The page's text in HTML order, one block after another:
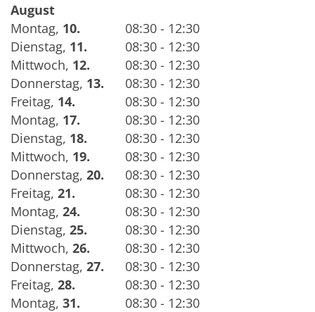
August
Montag, 10.
08:30 - 12:30
Dienstag, 11.
08:30 - 12:30
Mittwoch, 12.
08:30 - 12:30
Donnerstag, 13.
08:30 - 12:30
Freitag, 14.
08:30 - 12:30
Montag, 17.
08:30 - 12:30
Dienstag, 18.
08:30 - 12:30
Mittwoch, 19.
08:30 - 12:30
Donnerstag, 20.
08:30 - 12:30
Freitag, 21.
08:30 - 12:30
Montag, 24.
08:30 - 12:30
Dienstag, 25.
08:30 - 12:30
Mittwoch, 26.
08:30 - 12:30
Donnerstag, 27.
08:30 - 12:30
Freitag, 28.
08:30 - 12:30
Montag, 31.
08:30 - 12:30